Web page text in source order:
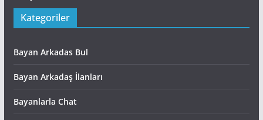
Kategoriler
Bayan Arkadas Bul
Bayan Arkadaş İlanları
Bayanlarla Chat